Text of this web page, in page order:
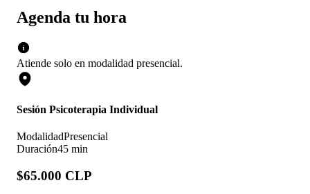
Agenda tu hora
Atiende solo en modalidad presencial.
Sesión Psicoterapia Individual
ModalidadPresencial
Duración45 min
$65.000 CLP